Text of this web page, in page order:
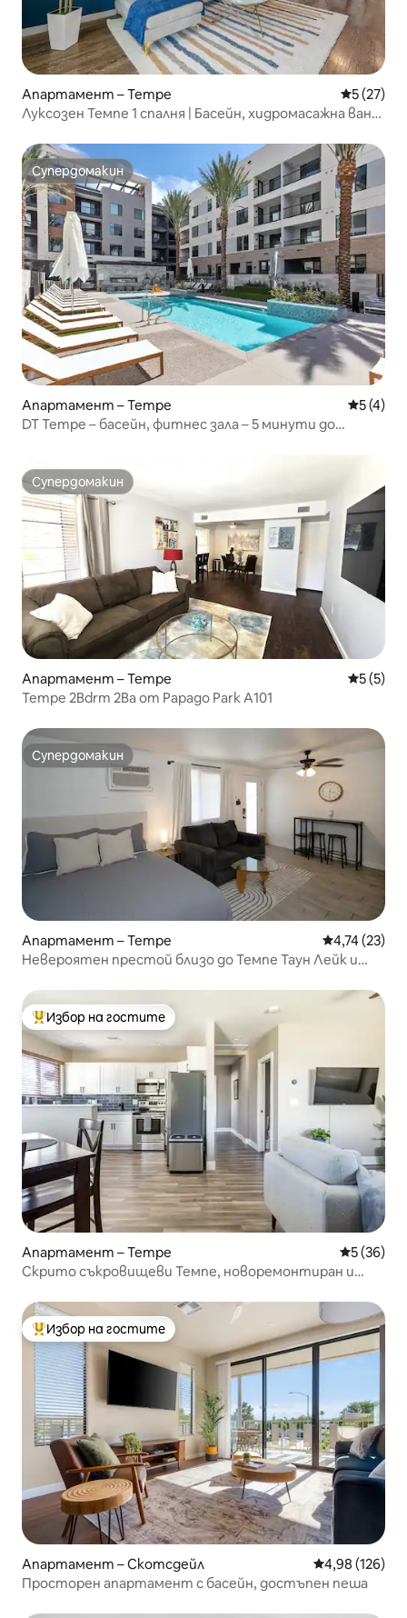
Апартамент – Tempe Средна
5 (27)
Луксозен Темпе 1 спалня | Басейн, хидромасажна вана,
Супердомакин
Супердомакин
Апартамент – Tempe Средна
5 (4)
DT Tempe – басейн, фитнес зала – 5 минути до
Супердомакин
Супердомакин
Апартамент – Tempe Средна
5 (5)
Tempe 2Bdrm 2Ba от Papago Park A101
Супердомакин
Супердомакин
Апартамент – Tempe Средна
4,74 (23)
Невероятен престой близо до Темпе Таун Лейк и
Най-популярен избор на гостите
Избор на гостите
Апартамент – Tempe Средна
5 (36)
Скрито съкровищеви Темпе, новоремонтиран и
Най-популярен избор на гостите
Избор на гостите
Апартамент – Скотсдейл Средна
4,98 (126)
Просторен апартамент с басейн, достъпен пеша